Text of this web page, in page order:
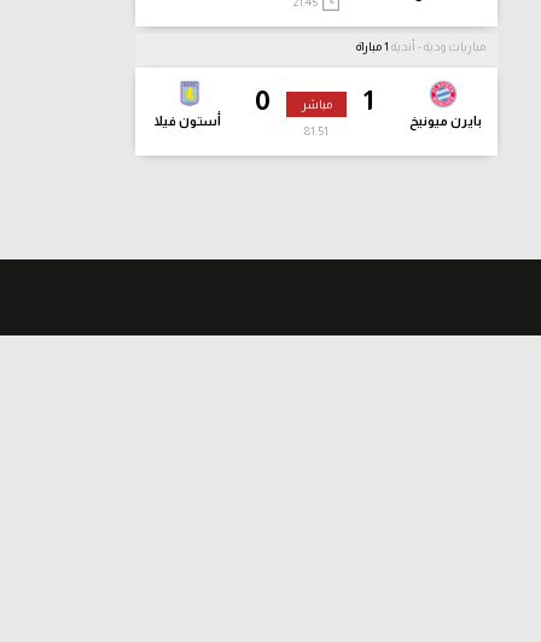
مباريات ودية - أندية
1
بايرن ميونيخ
0
أستون فيلا
مباشر
81:52